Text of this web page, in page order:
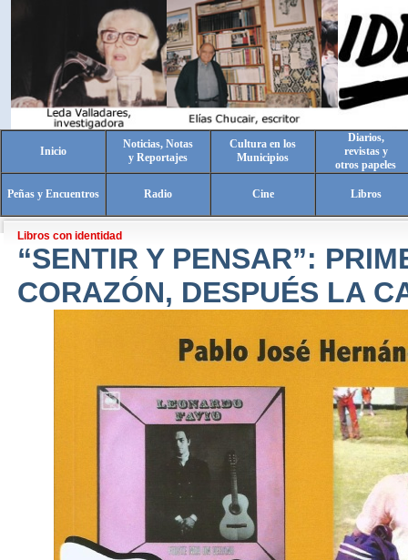
Inicio
Noticias, Notas
y Reportajes
Cultura en los
Municipios
Diarios,
revistas y
otros papeles
Peñas y Encuentros Radio Cine Libros
Libros con identidad
“SENTIR Y PENSAR”:
CORAZÓN, DESPUÉS LA